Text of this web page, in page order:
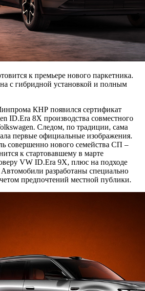
к премьере нового паркетника.
с гибридной установкой и полным
КНР появился сертификат
ID.Era 8X производства совместного
Следом, по традиции, сама
первые официальные изображения.
совершенно нового семейства СП –
к стартовавшему в марте
VW ID.Era 9X, плюс на подходе
разработаны специально
предпочтений местной публики.